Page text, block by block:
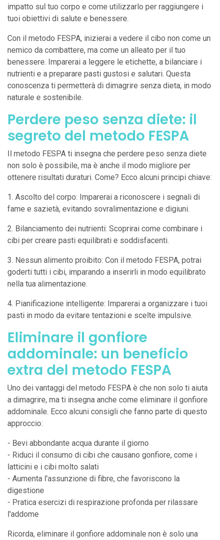
impatto sul tuo corpo e come utilizzarlo per raggiungere i
tuoi obiettivi di salute e benessere.
Con il metodo FESPA, inizierai a vedere il cibo non come un
nemico da combattere, ma come un alleato per il tuo
benessere. Imparerai a leggere le etichette, a bilanciare i
nutrienti e a preparare pasti gustosi e salutari. Questa
conoscenza ti permetterà di dimagrire senza dieta, in modo
naturale e sostenibile.
Perdere peso senza diete: il
segreto del metodo FESPA
Il metodo FESPA ti insegna che perdere peso senza diete
non solo è possibile, ma è anche il modo migliore per
ottenere risultati duraturi. Come? Ecco alcuni principi chiave:
1. Ascolto del corpo: Imparerai a riconoscere i segnali di
fame e sazietà, evitando sovralimentazione e digiuni.
2. Bilanciamento dei nutrienti: Scoprirai come combinare i
cibi per creare pasti equilibrati e soddisfacenti.
3. Nessun alimento proibito: Con il metodo FESPA, potrai
goderti tutti i cibi, imparando a inserirli in modo equilibrato
nella tua alimentazione.
4. Pianificazione intelligente: Imparerai a organizzare i tuoi
pasti in modo da evitare tentazioni e scelte impulsive.
Eliminare il gonfiore
addominale: un beneficio
extra del metodo FESPA
Uno dei vantaggi del metodo FESPA è che non solo ti aiuta
a dimagrire, ma ti insegna anche come eliminare il gonfiore
addominale. Ecco alcuni consigli che fanno parte di questo
approccio:
- Bevi abbondante acqua durante il giorno
- Riduci il consumo di cibi che causano gonfiore, come i
latticini e i cibi molto salati
- Aumenta l'assunzione di fibre, che favoriscono la
digestione
- Pratica esercizi di respirazione profonda per rilassare
l'addome
Ricorda, eliminare il gonfiore addominale non è solo una